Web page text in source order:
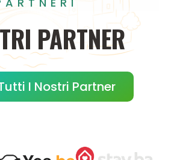
PARTNER
I Nostri Partner